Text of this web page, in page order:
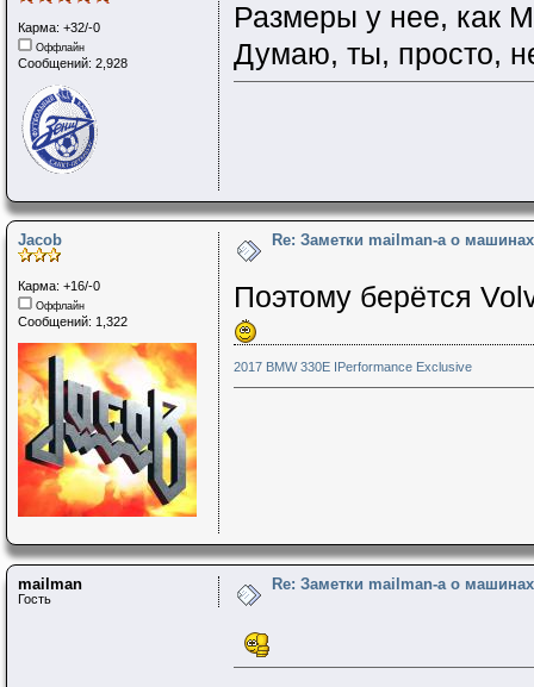
Карма: +32/-0
Оффлайн
Сообщений: 2,928
Размеры у нее, как
Думаю, ты, просто,
Jacob
Карма: +16/-0
Оффлайн
Сообщений: 1,322
Re: Заметки mailman-a о
Поэтому берётся
2017 BMW 330E IPerformance Exclusive
mailman
Гость
Re: Заметки mailman-a о